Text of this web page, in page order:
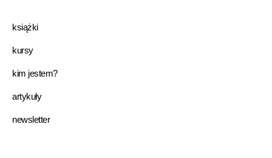
książki
kursy
kim jestem?
artykuły
newsletter